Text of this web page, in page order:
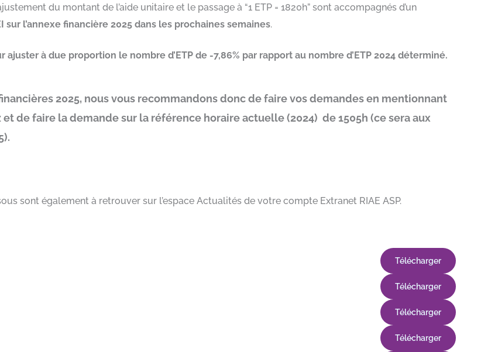
du montant de l’aide unitaire et le passage à “1 ETP = 1820h” sont accompagnés d’un
l’annexe financière 2025 dans les prochaines semaines.
à due proportion le nombre d’ETP de -7,86% par rapport au nombre d’ETP 2024 déterminé.
2025, nous vous recommandons donc de faire vos demandes en mentionnant
de faire la demande sur la référence horaire actuelle (2024) de 1505h (ce sera aux
sont également à retrouver sur l’espace Actualités de votre compte Extranet RIAE ASP.
Télécharger
Télécharger
Télécharger
Télécharger